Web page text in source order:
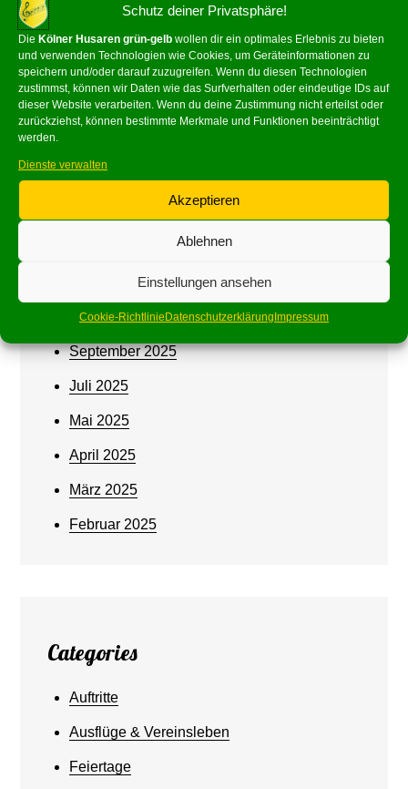
Schutz deiner Privatsphäre!
Die Kölner Husaren grün-gelb wollen dir ein optimales Erlebnis zu bieten
und verwenden Technologien wie Cookies, um Geräteinformationen zu
speichern und/oder darauf zuzugreifen. Wenn du diesen Technologien
zustimmst, können wir Daten wie das Surfverhalten oder eindeutige IDs auf
dieser Website verarbeiten. Wenn du deine Zustimmung nicht erteilst oder
zurückziehst, können bestimmte Merkmale und Funktionen beeinträchtigt
werden.
Dienste verwalten
Akzeptieren
Ablehnen
Einstellungen ansehen
Cookie-Richtlinie Datenschutzerklärung Impressum
Archives
Mai 2026
Januar 2026
Oktober 2025
September 2025
Juli 2025
Mai 2025
April 2025
März 2025
Februar 2025
Categories
Auftritte
Ausflüge & Vereinsleben
Feiertage